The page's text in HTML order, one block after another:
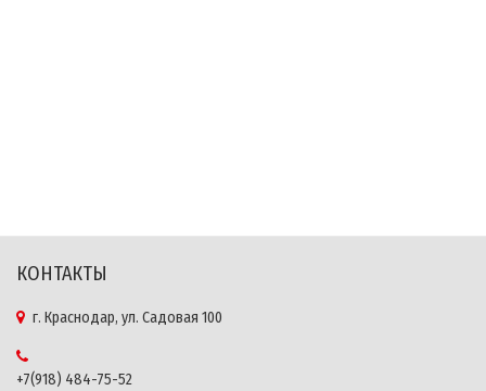
КОНТАКТЫ
г. Краснодар, ул. Садовая 100
+7(918) 484-75-52